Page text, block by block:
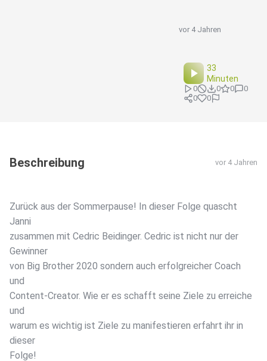
vor 4 Jahren
33
Minuten
0 0 0
0
0
0
Beschreibung vor 4 Jahren
Zurück aus der Sommerpause! In dieser Folge quascht
Janni
zusammen mit Cedric Beidinger. Cedric ist nicht nur der
Gewinner
von Big Brother 2020 sondern auch erfolgreicher Coach
und
Content-Creator. Wie er es schafft seine Ziele zu erreiche
und
warum es wichtig ist Ziele zu manifestieren erfahrt ihr in
dieser
Folge!